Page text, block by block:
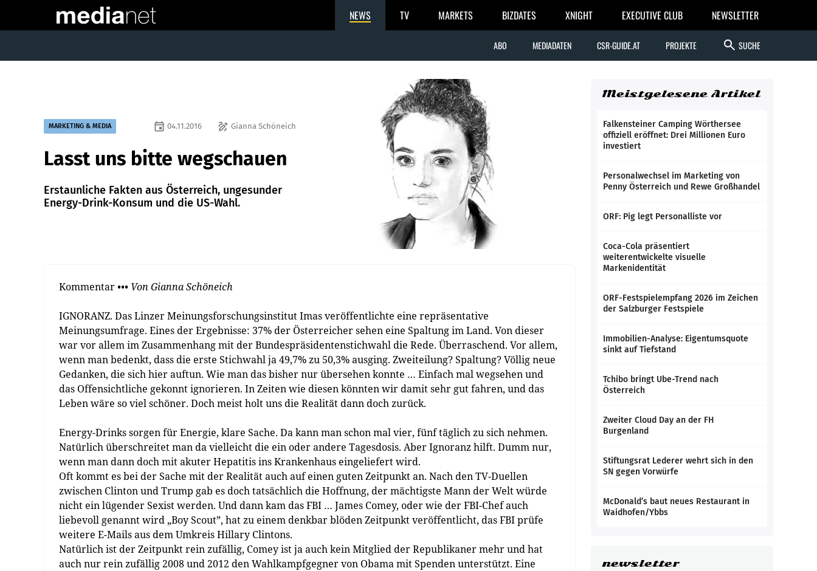
NEWS TV MARKETS BIZDATES XNIGHT EXECUTIVE CLUB NEWSLETTER
ABO MEDIADATEN CSR-GUIDE.AT PROJEKTE search SUCHE
MARKETING & MEDIA draw Gianna Schöneich
event 04.11.2016
Lasst uns bitte wegschauen
Erstaunliche Fakten aus Österreich, ungesunder
Energy-Drink-Konsum und die US-Wahl.
Kommentar ••• Von Gianna Schöneich
IGNORANZ. Das Linzer Meinungsforschungs­institut Imas veröffentlichte eine repräsentative
Meinungsumfrage. Eines der Ergebnisse: 37% der Österreicher sehen eine Spaltung im Land. Von dieser
war vor allem im Zusammenhang mit der Bundespräsidentenstichwahl die Rede. Überraschend. Vor allem,
wenn man bedenkt, dass die erste Stichwahl ja 49,7% zu 50,3% ausging. Zweiteilung? Spaltung? Völlig neue
Gedanken, die sich hier auftun. Wie man das bisher nur übersehen konnte … Einfach mal wegsehen und
das Offensichtliche gekonnt ignorieren. In Zeiten wie diesen könnten wir damit sehr gut fahren, und das
Leben wäre so viel schöner. Doch meist holt uns die Realität dann doch zurück.
Energy-Drinks sorgen für Energie, klare Sache. Da kann man schon mal vier, fünf täglich zu sich nehmen.
Natürlich überschreitet man da vielleicht die ein oder andere Tagesdosis. Aber Ignoranz hilft. Dumm nur,
wenn man dann doch mit akuter Hepatitis ins Krankenhaus eingeliefert wird.
Oft kommt es bei der Sache mit der Realität auch auf einen guten Zeitpunkt an. Nach den TV-Duellen
zwischen Clinton und Trump gab es doch tatsächlich die Hoffnung, der mächtigste Mann der Welt würde
nicht ein lügender Sexist werden. Und dann kam das FBI … James Comey, oder wie der FBI-Chef auch
liebevoll genannt wird „Boy Scout”, hat zu einem denkbar blöden Zeitpunkt veröffentlicht, das FBI prüfe
weitere E-Mails aus dem Umkreis Hillary Clintons.
Natürlich ist der Zeitpunkt rein zufällig, Comey ist ja auch kein Mitglied der Republikaner mehr und hat
auch nur rein zufällig 2008 und 2012 den Wahlkampfgegner von Obama mit Spenden unterstützt. Eine
Meistgelesene Artikel
Falkensteiner Camping Wörthersee
offiziell eröffnet: Drei Millionen Euro
investiert
Personalwechsel im Marketing von
Penny Österreich und Rewe Großhandel
ORF: Pig legt Personalliste vor
Coca-Cola präsentiert
weiterentwickelte visuelle
Markenidentität
ORF-Festspielempfang 2026 im Zeichen
der Salzburger Festspiele
Immobilien-Analyse: Eigentumsquote
sinkt auf Tiefstand
Tchibo bringt Ube-Trend nach
Österreich
Zweiter Cloud Day an der FH
Burgenland
Stiftungsrat Lederer wehrt sich in den
SN gegen Vorwürfe
McDonald’s baut neues Restaurant in
Waidhofen/Ybbs
newsletter